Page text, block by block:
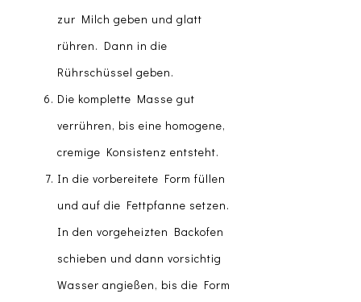
zur Milch geben und glatt
rühren. Dann in die
Rührschüssel geben.
Die komplette Masse gut
verrühren, bis eine homogene,
cremige Konsistenz entsteht.
In die vorbereitete Form füllen
und auf die Fettpfanne setzen.
In den vorgeheizten Backofen
schieben und dann vorsichtig
Wasser angießen, bis die Form